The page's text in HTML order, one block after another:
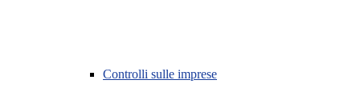
Controlli sulle imprese